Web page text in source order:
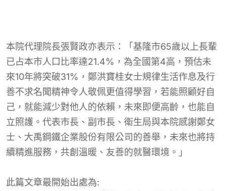
本院代理院長張賢政亦表示：「基隆市65歲以上長輩
已占本市人口比率達21.4%，為全國第4高，預估未
來10年將突破31%，鄭洪寶桂女士規律生活作息及行
善不求名聞精神令人敬佩更值得學習，若能照顧好自
己，就能減少對他人的依賴，未來即便高齡，也能自
立照護。代表市長、副市長、衛生局與本院感謝鄭女
士、大禹鋼鐵企業股份有限公司的善舉，未來也將持
續精進服務，共創溫暖、友善的就醫環境。」
此篇文章最開始出處為: